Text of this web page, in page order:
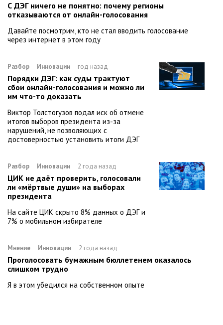
С ДЭГ ничего не понятно: почему регионы
отказываются от онлайн-голосования
Давайте посмотрим, кто не стал вводить голосование
через интернет в этом году
Разбор Инновации год назад
Порядки ДЭГ: как суды трактуют
сбои онлайн-голосования и можно ли
им что-то доказать
Виктор Толстогузов подал иск об отмене
итогов выборов президента из-за
нарушений, не позволяющих с
достоверностью установить итоги ДЭГ
Разбор Инновации 2 года назад
ЦИК не даёт проверить, голосовали
ли «мёртвые души» на выборах
президента
На сайте ЦИК скрыто 8% данных о ДЭГ и
7% о мобильном избирателе
Мнение Инновации 2 года назад
Проголосовать бумажным бюллетенем оказалось
слишком трудно
Я в этом убедился на собственном опыте